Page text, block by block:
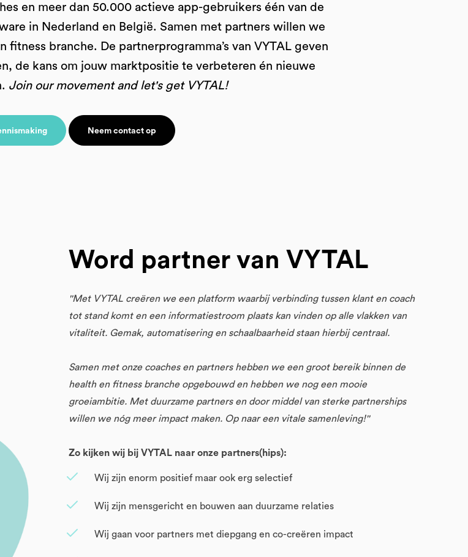
en meer dan 50.000 actieve app-gebruikers één van de
in Nederland en België. Samen met partners willen we
branche. De partnerprogramma’s van VYTAL geven
de kans om jouw marktpositie te verbeteren én nieuwe
Join our movement and let's get VYTAL!
Neem contact op
Word partner van VYTAL
''Met VYTAL creëren we een platform waarbij verbinding tussen klant en coach
tot stand komt en een informatiestroom plaats kan vinden op alle vlakken van
vitaliteit. Gemak, automatisering en schaalbaarheid staan hierbij centraal.
Samen met onze coaches en partners hebben we een groot bereik binnen de
health en fitness branche opgebouwd en hebben we nog een mooie
groeiambitie. Met duurzame partners en door middel van sterke partnerships
willen we nóg meer impact maken. Op naar een vitale samenleving!''
Zo kijken wij bij VYTAL naar onze partners(hips):
Wij zijn enorm positief maar ook erg selectief
Wij zijn mensgericht en bouwen aan duurzame relaties
Wij gaan voor partners met diepgang en co-creëren impact